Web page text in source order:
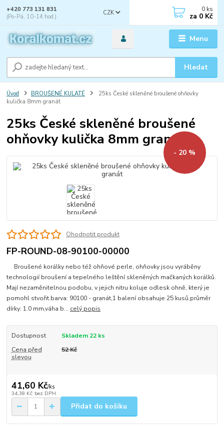
Menu
CZK
Hledat
+420 773 131 831
(Po-Pá, 10-14 hod.)
0 ks
za 0 Kč
Úvod BROUŠENÉ KULATÉ
25ks České skleněné broušené ohňovky
kulička 8mm granát
25ks České skleněné broušené
ohňovky kulička 8mm granát
- 20 %
Ohodnotit produkt
FP-ROUND-08-90100-00000
Broušené korálky nebo též ohňové perle, ohňovky jsou vyráběny
technologií broušení a tepelného leštění skleněných mačkaných korálků.
Mají nezaměnitelnou podobu, v jejich nitru koluje odlesk ohně, který je
pomohl stvořit.barva: 90100 - granát,1 balení obsahuje 25 kusů,průměr
dírky: 1.0 mm,váha b... celý popis
Dostupnost
Skladem 22 ks
Cena před
slevou
52 Kč
41,60 Kč/ks
34,38 Kč bez DPH
Přidat do košíku